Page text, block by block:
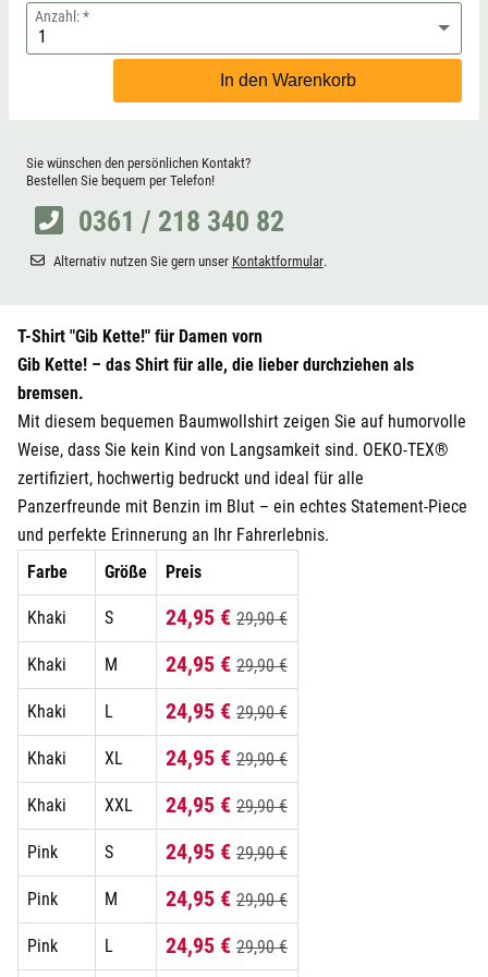
Anzahl:
In den Warenkorb
Sie wünschen den persönlichen Kontakt?
Bestellen Sie bequem per Telefon!
0361 / 218 340 82
Alternativ nutzen Sie gern unser Kontaktformular.
T-Shirt "Gib Kette!" für Damen vorn
Gib Kette! – das Shirt für alle, die lieber durchziehen als
bremsen.
Mit diesem bequemen Baumwollshirt zeigen Sie auf humorvolle
Weise, dass Sie kein Kind von Langsamkeit sind. OEKO-TEX®
zertifiziert, hochwertig bedruckt und ideal für alle
Panzerfreunde mit Benzin im Blut – ein echtes Statement-Piece
und perfekte Erinnerung an Ihr Fahrerlebnis.
Farbe
Größe Preis
Khaki S 24,95 € 29,90 €
Khaki M 24,95 € 29,90 €
Khaki L 24,95 € 29,90 €
Khaki XL 24,95 € 29,90 €
Khaki XXL 24,95 € 29,90 €
Pink S 24,95 € 29,90 €
Pink M 24,95 € 29,90 €
Pink L 24,95 € 29,90 €